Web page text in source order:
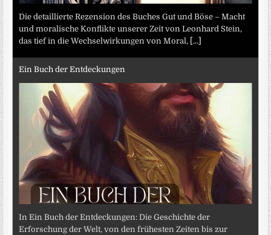
Die detaillierte Rezension des Buches Gut und Böse – Macht
und moralische Konflikte unserer Zeit von Leonhard Stein,
das tief in die Wechselwirkungen von Moral, [...]
Ein Buch der Entdeckungen
In Ein Buch der Entdeckungen: Die Geschichte der
Erforschung der Welt, von den frühesten Zeiten bis zur